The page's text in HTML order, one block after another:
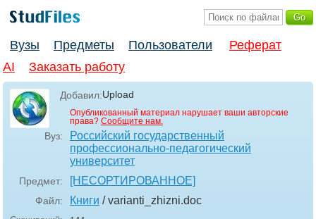
Вузы Предметы Пользователи
Реферат
AI
Заказать работу
Добавил:Upload
Опубликованный материал нарушает ваши авторские
права? Сообщите нам.
Вуз:
Российский государственный
профессионально-педагогический
университет
Предмет: [НЕСОРТИРОВАННОЕ]
Файл: Книги / varianti_zhizni.doc